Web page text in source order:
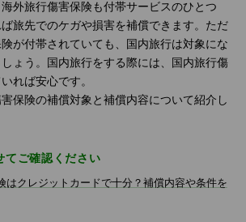
外旅行傷害保険も付帯サービスのひとつ
旅先でのケガや損害を補償できます。ただ
が付帯されていても、国内旅行は対象にな
ょう。国内旅行をする際には、国内旅行傷
れば安心です。
保険の補償対象と補償内容について紹介し
てご確認ください
はクレジットカードで十分？補償内容や条件を